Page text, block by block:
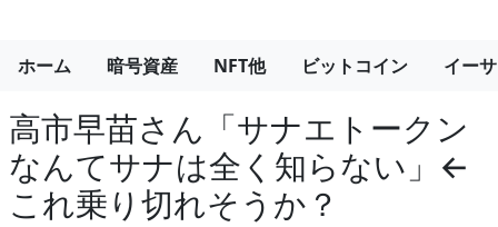
ホーム 暗号資産 NFT他 ビットコイン イー
高市早苗さん「サナエトークン
なんてサナは全く知らない」←
これ乗り切れそうか？